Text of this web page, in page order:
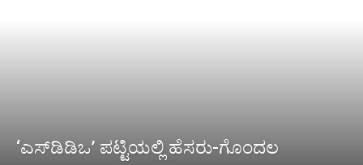
‘ಎಸ್‌ಡಿಡಿಒ’ ಪಟ್ಟಿಯಲ್ಲಿ ಹೆಸರು-ಗೊಂದಲ